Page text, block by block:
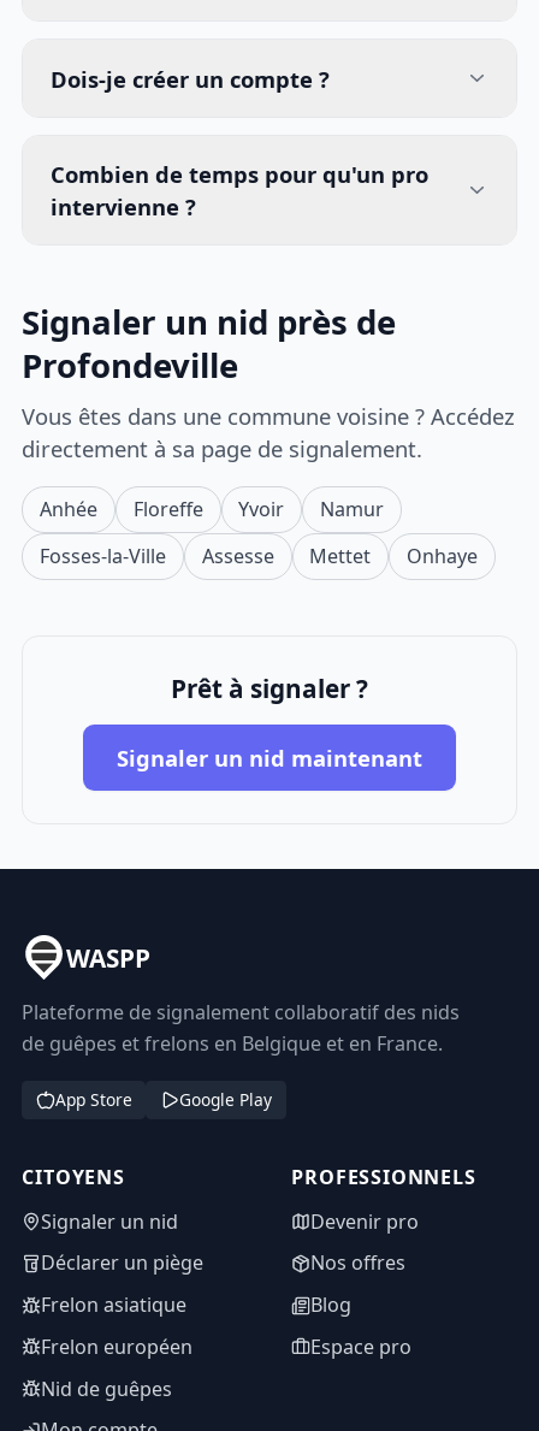
Dois-je créer un compte ?
Combien de temps pour qu'un pro
intervienne ?
Signaler un nid près de
Profondeville
Vous êtes dans une commune voisine ? Accédez
directement à sa page de signalement.
Anhée Floreffe Yvoir
Namur
Fosses-la-Ville
Assesse Mettet Onhaye
Prêt à signaler ?
Signaler un nid maintenant
WASPP
Plateforme de signalement collaboratif des nids
de guêpes et frelons en Belgique et en France.
App Store Google Play
CITOYENS
Signaler un nid
Déclarer un piège
Frelon asiatique
Frelon européen
Nid de guêpes
PROFESSIONNELS
Devenir pro
Nos offres
Blog
Espace pro